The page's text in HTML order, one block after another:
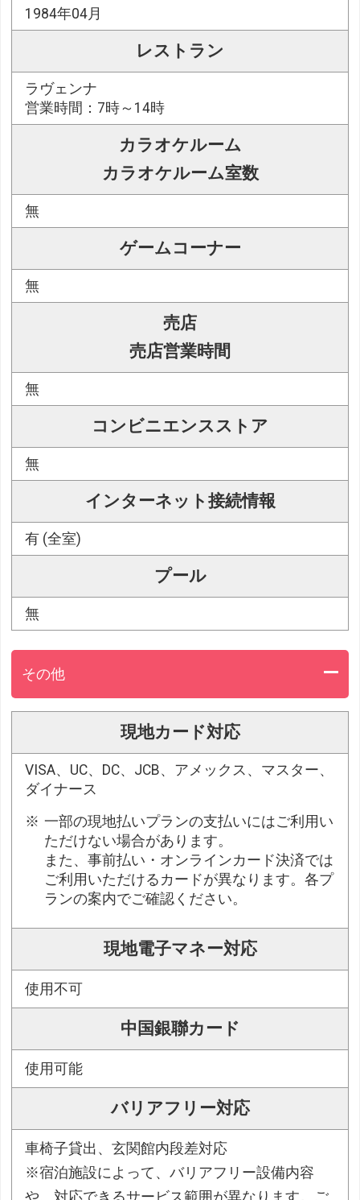
1984年04月
レストラン
ラヴェンナ
営業時間：7時～14時
カラオケルーム
カラオケルーム室数
無
ゲームコーナー
無
売店
売店営業時間
無
コンビニエンスストア
無
インターネット接続情報
有 (全室)
プール
無
その他
現地カード対応
VISA、UC、DC、JCB、アメックス、マスター、
ダイナース
一部の現地払いプランの支払いにはご利用い
ただけない場合があります。
また、事前払い・オンラインカード決済では
ご利用いただけるカードが異なります。各プ
ランの案内でご確認ください。
現地電子マネー対応
使用不可
中国銀聯カード
使用可能
バリアフリー対応
車椅子貸出、玄関館内段差対応
※宿泊施設によって、バリアフリー設備内容
や、対応できるサービス範囲が異なります。ご